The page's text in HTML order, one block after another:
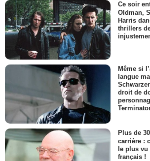
Ce soir
Oldman,
Harris
thrillers
Même si
langue
droit de
Plus de
carrière :
le plus vu
français !